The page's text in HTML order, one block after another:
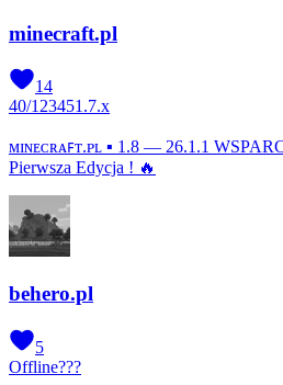
minecraft.pl
14
40/123451.7.x
ᴍɪɴᴇᴄʀᴀꜰᴛ.ᴘʟ ▪ 1.8 — 26.1.1
Pierwsza Edycja ! 🔥
behero.pl
5
Offline???